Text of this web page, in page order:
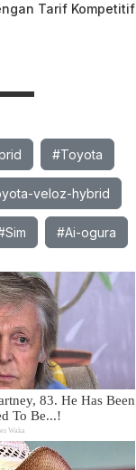
Tarif Kompetitif
#Toyota
veloz-hybrid
#Ai-ogura